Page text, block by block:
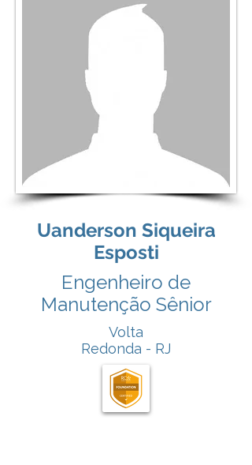
Uanderson Siqueira
Esposti
Engenheiro de
Manutenção Sênior
Volta
Redonda - RJ